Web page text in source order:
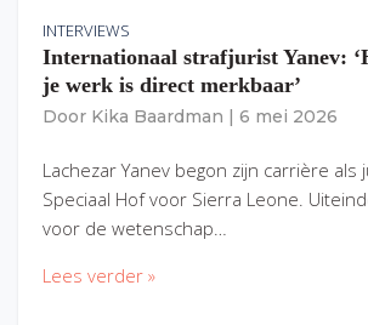
INTERVIEWS
Internationaal strafjurist Yanev:
je werk is direct merkbaar’
Door Kika Baardman 6 mei 2026
Lachezar Yanev begon zijn carrière als
Speciaal Hof voor Sierra Leone.
voor de wetenschap…
Lees verder »